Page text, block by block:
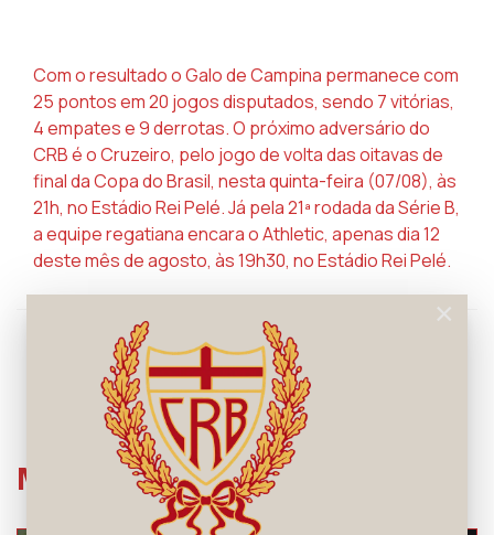
Com o resultado o Galo de Campina permanece com
25 pontos em 20 jogos disputados, sendo 7 vitórias,
4 empates e 9 derrotas. O próximo adversário do
CRB é o Cruzeiro, pelo jogo de volta das oitavas de
final da Copa do Brasil, nesta quinta-feira (07/08), às
21h, no Estádio Rei Pelé. Já pela 21ª rodada da Série B,
a equipe regatiana encara o Athletic, apenas dia 12
deste mês de agosto, às 19h30, no Estádio Rei Pelé.
Rafa Peixe/ASCOM CRB
ARTIGO ANTERIOR: CRB INICIA
ANTERIOR PRÓXIMO ARTIGO: NO
PRÓXIMO
Mais Notícias
×